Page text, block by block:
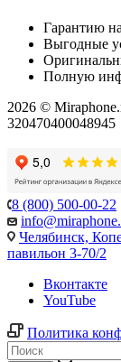
Гарантию
Выгодные
Полную
2026 ©
320470400048945
8 (800) 500-00-22
Челябинск,
павильон 3-70/2
Вконтакте
YouTube
Политика